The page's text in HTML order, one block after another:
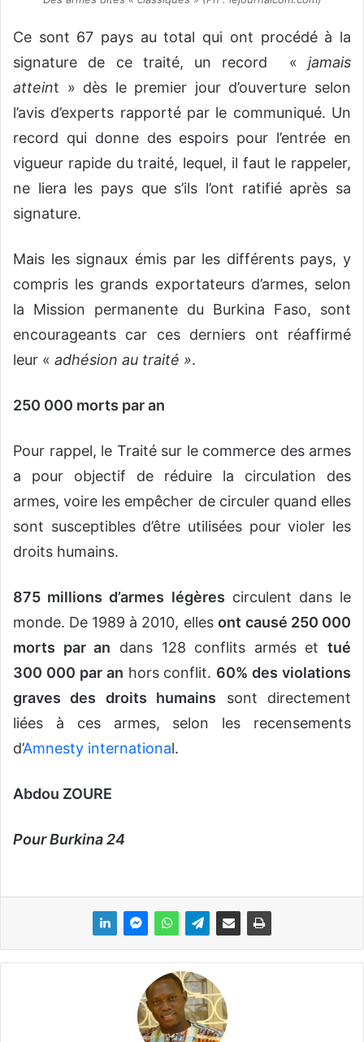
Ce sont 67 pays au total qui ont procédé à la
signature de ce traité, un record « jamais
atteint » dès le premier jour d’ouverture selon
l’avis d’experts rapporté par le communiqué. Un
record qui donne des espoirs pour l’entrée en
vigueur rapide du traité, lequel, il faut le rappeler,
ne liera les pays que s’ils l’ont ratifié après sa
signature.
Mais les signaux émis par les différents pays, y
compris les grands exportateurs d’armes, selon
la Mission permanente du Burkina Faso, sont
encourageants car ces derniers ont réaffirmé
leur « adhésion au traité ».
250 000 morts par an
Pour rappel, le Traité sur le commerce des armes
a pour objectif de réduire la circulation des
armes, voire les empêcher de circuler quand elles
sont susceptibles d’être utilisées pour violer les
droits humains.
875 millions d’armes légères circulent dans le
monde. De 1989 à 2010, elles ont causé 250 000
morts par an dans 128 conflits armés et tué
300 000 par an hors conflit. 60% des violations
graves des droits humains sont directement
liées à ces armes, selon les recensements
d’Amnesty international.
Abdou ZOURE
Pour Burkina 24